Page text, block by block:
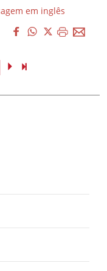
em inglês